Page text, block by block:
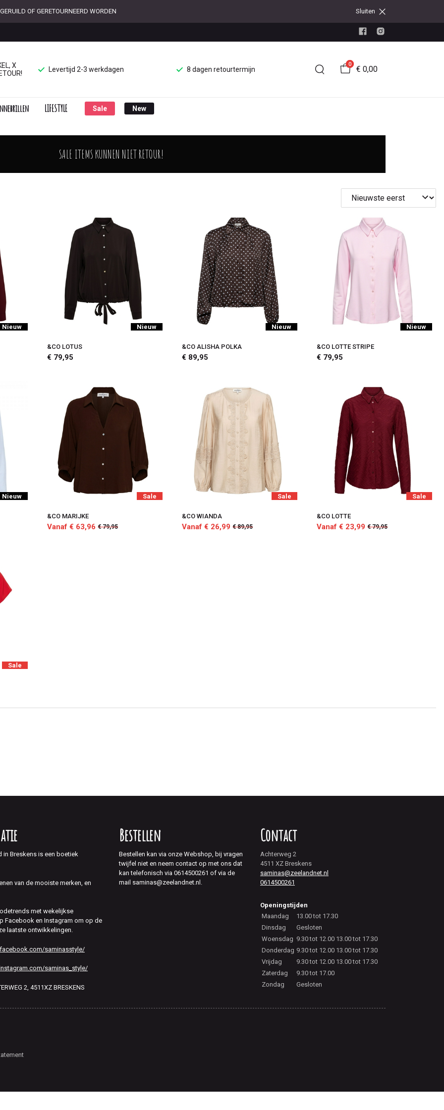
OF GERETOURNEERD WORDEN Sluiten
X
Levertijd 2-3 werkdagen 8 dagen retourtermijn
0
€ 0,00
LIFESTYLE Sale New
SALE ITEMS KUNNEN NIET RETOUR!
Nieuw Nieuw
&CO LOTUS
€ 79,95
Nieuw
&CO ALISHA POLKA
€ 89,95
Nieuw
&CO LOTTE STRIPE
€ 79,95
Nieuw Sale
&CO MARIJKE
Vanaf € 63,96 € 79,95
Sale
&CO WIANDA
Vanaf € 26,99 € 89,95
Sale
&CO LOTTE
Vanaf € 23,99 € 79,95
Sale
in Breskens is een boetiek
van de mooiste merken, en
met wekelijkse
Facebook en Instagram om op de
laatste ontwikkelingen.
saminasstyle/
saminas_style/
2, 4511XZ BRESKENS
Bestellen
Bestellen kan via onze Webshop, bij vragen
twijfel niet en neem contact op met ons dat
kan telefonisch via 0614500261 of via de
mail saminas@zeelandnet.nl.
Contact
Achterweg 2
4511 XZ Breskens
saminas@zeelandnet.nl
0614500261
Openingstijden
Maandag
13.00 tot 17.30
Dinsdag
Gesloten
Woensdag 9.30 tot 12.00 13.00 tot 17.30
Donderdag 9.30 tot 12.00 13.00 tot 17.30
Vrijdag
9.30 tot 12.00 13.00 tot 17.30
Zaterdag
9.30 tot 17.00
Zondag
Gesloten